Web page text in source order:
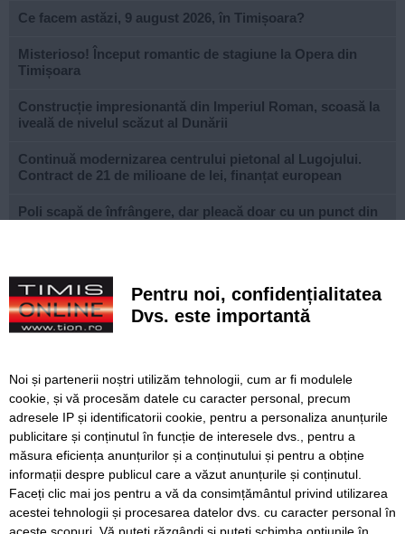
Ce facem astăzi, 9 august 2026, în Timișoara?
Misterioso! Început romantic de stagiune la Opera din
Timișoara
Construcție impresionantă din Imperiul Roman, scoasă la
iveală de nivelul scăzut al Dunării
Continuă modernizarea centrului pietonal al Lugojului.
Contract de 21 de milioane de lei, finanțat european
Poli scapă de înfrângere, dar pleacă doar cu un punct din
privat inițiativei Primăriei Timișoara
„Recidivă” la baza sportivă din Dacia. Primăria a ridicat
niște echipamente amplasate ilegal
Ce facem astăzi, 8 august 2026, în Timișoara?
Cum arată televizorul care schimbă serile de acasă, fără
complicații
Pentru noi, confidențialitatea
Dvs. este importantă
Noi și partenerii noștri utilizăm tehnologii, cum ar fi modulele
cookie, și vă procesăm datele cu caracter personal, precum
adresele IP și identificatorii cookie, pentru a personaliza anunțurile
publicitare și conținutul în funcție de interesele dvs., pentru a
măsura eficiența anunțurilor și a conținutului și pentru a obține
informații despre publicul care a văzut anunțurile și conținutul.
Faceți clic mai jos pentru a vă da consimțământul privind utilizarea
acestei tehnologii și procesarea datelor dvs. cu caracter personal în